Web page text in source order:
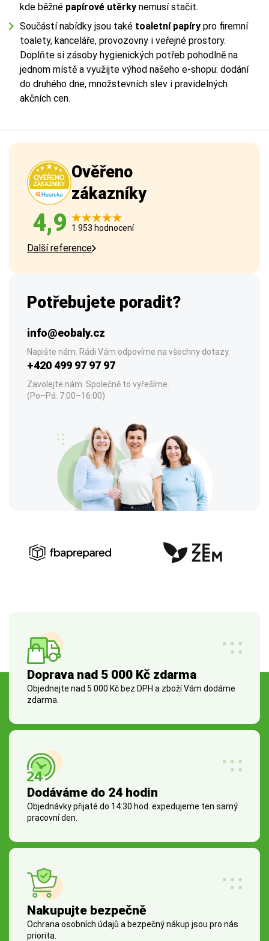
kde běžné papírové utěrky nemusí stačit.
Součástí nabídky jsou také toaletní papíry pro firemní
toalety, kanceláře, provozovny i veřejné prostory.
Doplňte si zásoby hygienických potřeb pohodlně na
jednom místě a využijte výhod našeho e-shopu: dodání
do druhého dne, množstevních slev i pravidelných
akčních cen.
Ověřeno
zákazníky
4,9 1 953 hodnocení
Další reference
Potřebujete poradit?
info@eobaly.cz
Napište nám. Rádi Vám odpovíme na všechny dotazy.
+420 499 97 97 97
Zavolejte nám. Společně to vyřešíme.
(Po–Pá: 7:00–16:00)
Doprava nad 5 000 Kč zdarma
Objednejte nad 5 000 Kč bez DPH a zboží Vám dodáme
zdarma.
Dodáváme do 24 hodin
Objednávky přijaté do 14:30 hod. expedujeme ten samý
pracovní den.
Nakupujte bezpečně
Ochrana osobních údajů a bezpečný nákup jsou pro nás
priorita.